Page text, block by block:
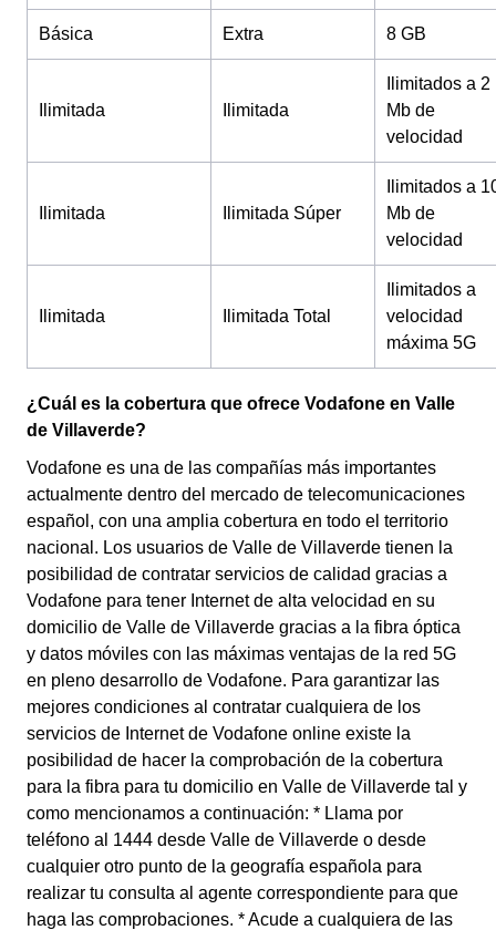
Básica Extra 8 GB
Ilimitada Ilimitada
Ilimitados a 2
Mb de
velocidad
Ilimitada Ilimitada Súper
Ilimitados a
Mb de
velocidad
Ilimitada Ilimitada Total
Ilimitados a
velocidad
máxima 5G
¿Cuál es la cobertura que ofrece Vodafone en Valle
de Villaverde?
Vodafone es una de las compañías más importantes
actualmente dentro del mercado de telecomunicaciones
español, con una amplia cobertura en todo el territorio
nacional. Los usuarios de Valle de Villaverde tienen la
posibilidad de contratar servicios de calidad gracias a
Vodafone para tener Internet de alta velocidad en su
domicilio de Valle de Villaverde gracias a la fibra óptica
y datos móviles con las máximas ventajas de la red 5G
en pleno desarrollo de Vodafone. Para garantizar las
mejores condiciones al contratar cualquiera de los
servicios de Internet de Vodafone online existe la
posibilidad de hacer la comprobación de la cobertura
para la fibra para tu domicilio en Valle de Villaverde tal y
como mencionamos a continuación: * Llama por
teléfono al 1444 desde Valle de Villaverde o desde
cualquier otro punto de la geografía española para
realizar tu consulta al agente correspondiente para que
haga las comprobaciones. * Acude a cualquiera de las